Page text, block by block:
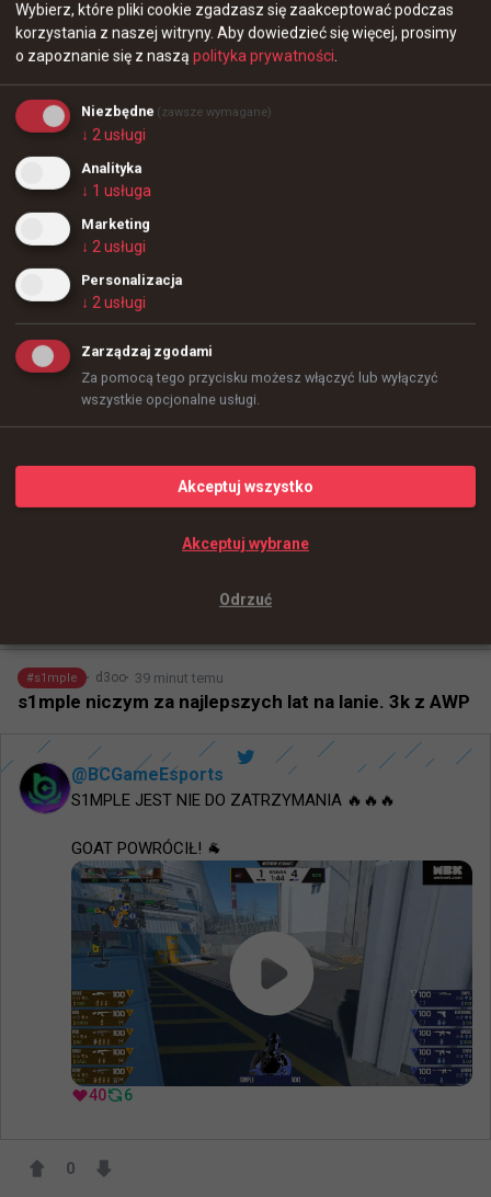
Zdjęcie: ESL
daps o porażce z Phantom: Musimy to
wszystko w pewnym stopniu osadzić w
No jasne. To rozczarowujące, ale musimy
to wszystko w pewnym stopniu osadzić
w kontekście, prawda? Oczywiście, gdybyśmy
przed tym mieli dwutygodniowy bootcamp w
Europie, mnóstwo świetnych treningów, a potem
przegrali w ten sposób, byłbym mocno smutny,
ale przynajmniej odnieśliśmy tu jakieś
prostu patrzeć w przyszłość.
- Damian "daps" Steele
#s1mple d3oo 39 minut temu
s1mple niczym za najlepszych lat na lanie. 3k z AWP
@BCGameEsports
S1MPLE JEST NIE DO ZATRZYMANIA 🔥🔥🔥
GOAT POWRÓCIŁ! 🐐
40 6
0
dogrywki w starciu 100 Thieves - BC.Game!
0
HEROIC 0:2 fnatic - ekipa Brollana kolejną formacją, która
odpada z kwalifikacji do EWC
Wybierz, które pliki cookie zgadzasz się zaakceptować podczas
korzystania z naszej witryny. Aby dowiedzieć się więcej, prosimy
o zapoznanie się z naszą polityka prywatności.
Niezbędne (zawsze wymagane)
↓ 2usługi
Analityka
↓ 1 usługa
Marketing
↓ 2usługi
Personalizacja
↓ 2usługi
Zarządzaj zgodami
Za pomocą tego przycisku możesz włączyć lub wyłączyć
wszystkie opcjonalne usługi.
Odrzuć
Akceptuj wybrane
Akceptuj wszystko